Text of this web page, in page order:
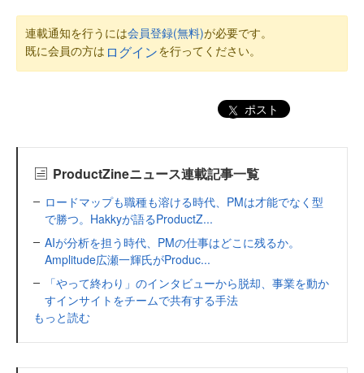
連載通知を行うには会員登録(無料)が必要です。
既に会員の方は ログインを行ってください。
ポスト
ProductZineニュース連載記事一覧
ロードマップも職種も溶ける時代、PMは才能でなく型
で勝つ。Hakkyが語るProductZ...
AIが分析を担う時代、PMの仕事はどこに残るか。
Amplitude広瀬一輝氏がProduc...
「やって終わり」のインタビューから脱却、事業を動か
すインサイトをチームで共有する手法
もっと読む